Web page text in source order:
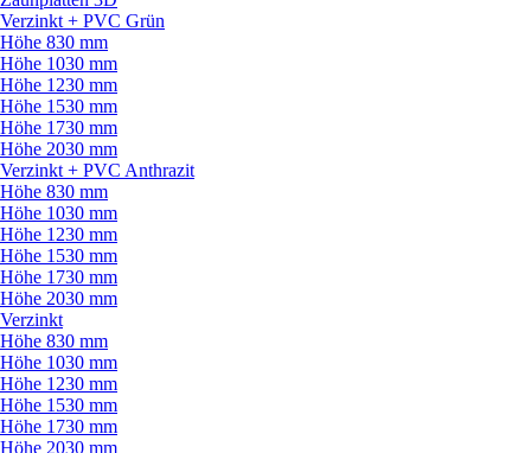
Verzinkt + PVC Grün
Höhe 830 mm
Höhe 1030 mm
Höhe 1230 mm
Höhe 1530 mm
Höhe 1730 mm
Höhe 2030 mm
Verzinkt + PVC Anthrazit
Höhe 830 mm
Höhe 1030 mm
Höhe 1230 mm
Höhe 1530 mm
Höhe 1730 mm
Höhe 2030 mm
Verzinkt
Höhe 830 mm
Höhe 1030 mm
Höhe 1230 mm
Höhe 1530 mm
Höhe 1730 mm
Höhe 2030 mm